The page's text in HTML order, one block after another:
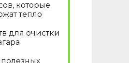
которые
тепло
для очистки